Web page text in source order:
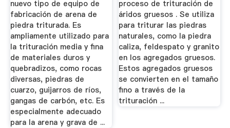
nuevo tipo de equipo de
fabricación de arena de
piedra triturada. Es
ampliamente utilizado para
la trituración media y fina
de materiales duros y
quebradizos, como rocas
diversas, piedras de
cuarzo, guijarros de ríos,
gangas de carbón, etc. Es
especialmente adecuado
para la arena y grava de ...
proceso de trituración de
áridos gruesos . Se utiliza
para triturar las piedras
naturales, como la piedra
caliza, feldespato y granito
en los agregados gruesos.
Estos agregados gruesos
se convierten en el tamaño
fino a través de la
trituración ...